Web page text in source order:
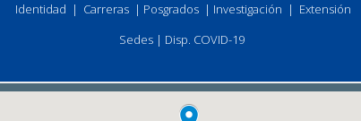
Identidad | Carreras| Posgrados| Investigación | Extensión
Sedes| Disp. COVID-19